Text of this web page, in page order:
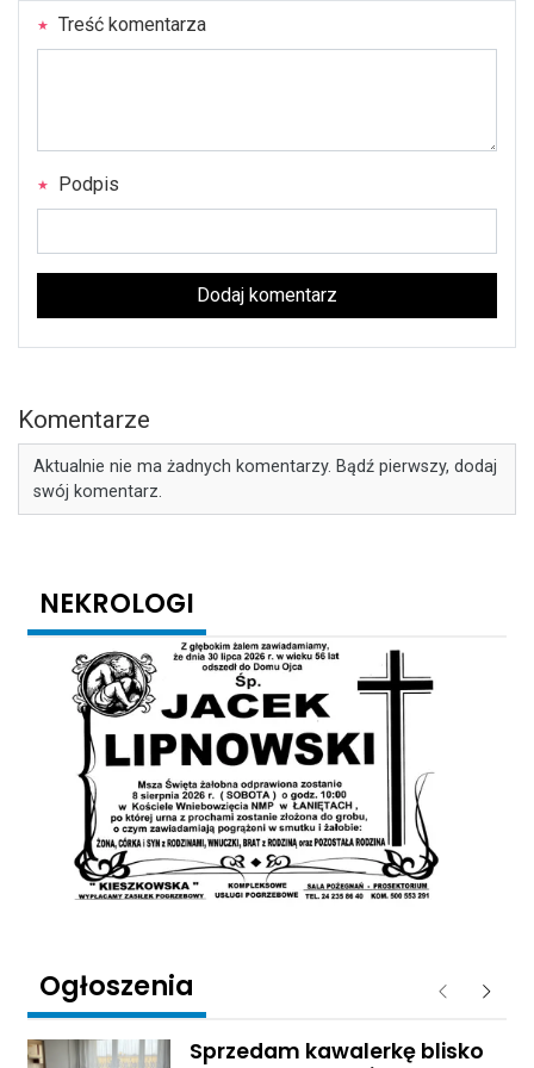
Treść komentarza
Podpis
Dodaj komentarz
Komentarze
Aktualnie nie ma żadnych komentarzy. Bądź pierwszy, dodaj
swój komentarz.
NEKROLOGI
Ogłoszenia Poprzednie
Sprzedam kawalerkę blisko